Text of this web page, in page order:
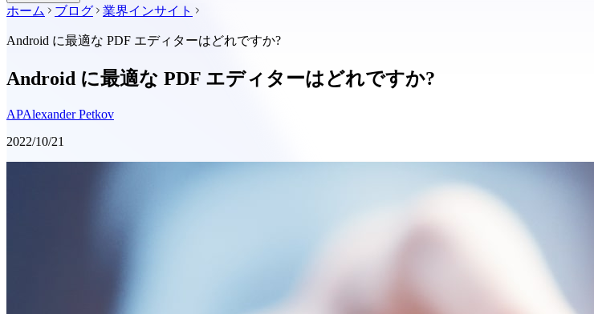
ホーム ブログ 業界インサイト
Android に最適な PDF エディターはどれですか?
Android に最適な PDF エディターはどれですか?
APAlexander Petkov
2022/10/21